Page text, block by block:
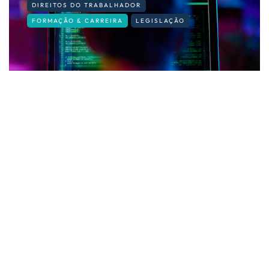
DIREITOS DO TRABALHADOR
FORMAÇÃO & CARREIRA
LEGISLAÇÃO